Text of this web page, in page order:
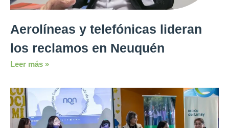
Aerolíneas y telefónicas lideran
los reclamos en Neuquén
Leer más »